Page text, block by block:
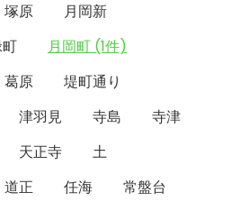
塚原
月岡新
月岡町 (1件)
葛原
堤町通り
津羽見 寺島
寺津
天正寺
土
道正 任海
常盤台